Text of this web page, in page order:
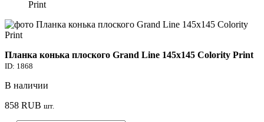
Print
Планка конька плоского Grand Line 145х145 Colority Print
ID: 1868
В наличии
858 RUB шт.